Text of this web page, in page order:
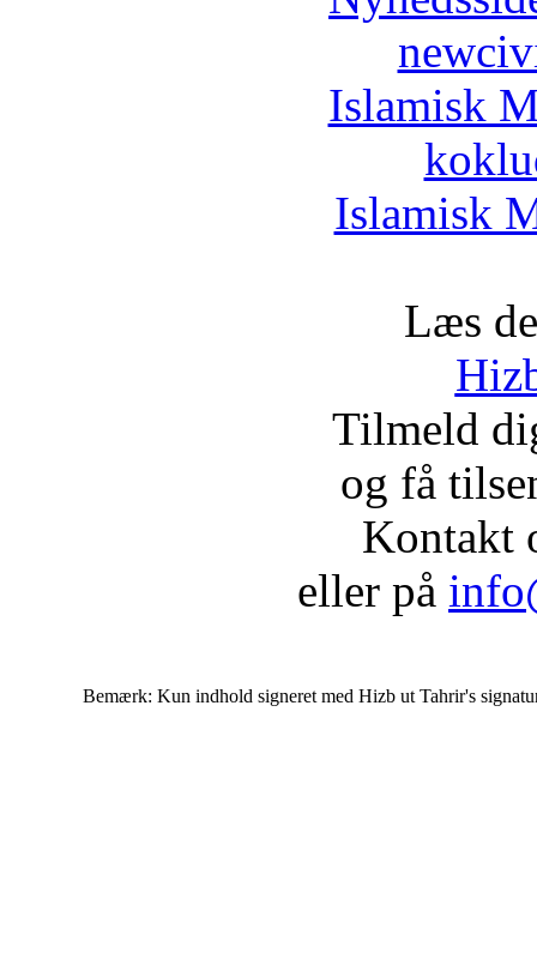
Islamisk
Islamisk
Læs
Tilmeld
og få
Kontakt
eller på
Bemærk: Kun indhold signeret med Hizb ut Tahrir's